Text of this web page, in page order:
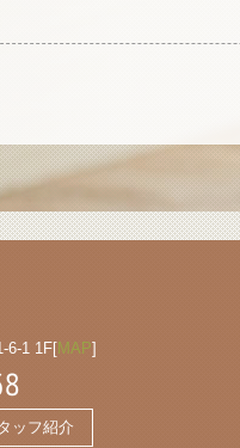
6-1 1F[MAP]
ッフ紹介